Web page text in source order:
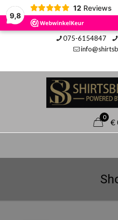
9,8
12 Reviews
075-6154847
0
€